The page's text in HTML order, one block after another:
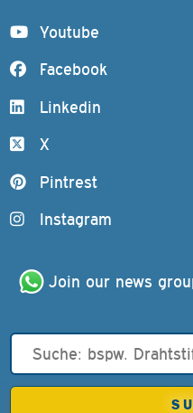
Youtube
Facebook
Linkedin
X
Pintrest
Instagram
Join our news